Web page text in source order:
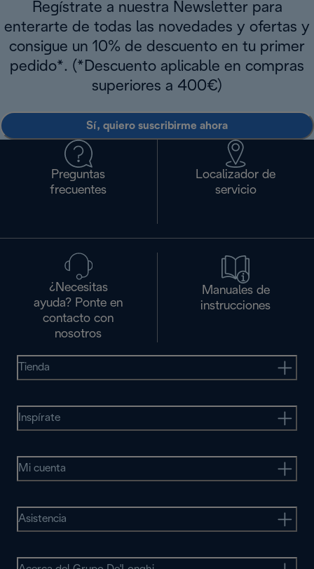
Regístrate a nuestra Newsletter para
enterarte de todas las novedades y ofertas y
consigue un 10% de descuento en tu primer
pedido*. (*Descuento aplicable en compras
superiores a 400€)
Sí, quiero suscribirme ahora
Preguntas
frecuentes
Localizador de
servicio
¿Necesitas
ayuda? Ponte en
contacto con
nosotros
Manuales de
instrucciones
Tienda
Inspírate
Mi cuenta
Asistencia